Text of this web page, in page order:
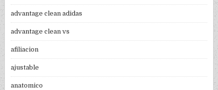
advantage clean adidas
advantage clean vs
afiliacion
ajustable
anatomico